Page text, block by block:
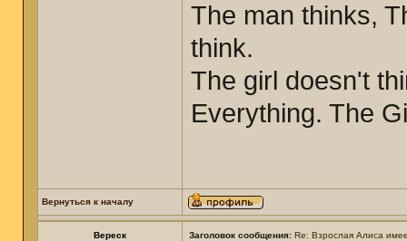
The man thinks,
think.
The girl doesn't
Everything. The
Вернуться к началу
Вереск Заголовок сообщения: Re: Взрослая Алиса